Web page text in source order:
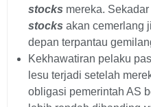
stocks mereka.
stocks akan cemerlang
depan terpantau
Kekhawatiran pelaku
lesu terjadi setelah
obligasi pemerintah AS